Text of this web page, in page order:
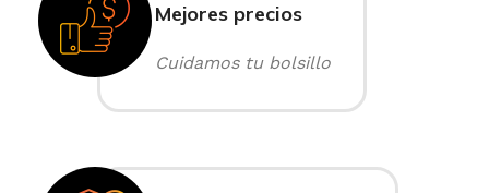
Mejores precios
Cuidamos tu bolsillo